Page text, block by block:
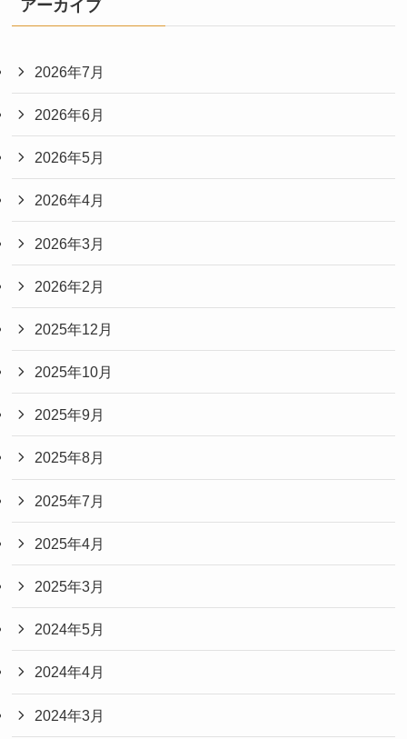
アーカイブ
2026年7月
2026年6月
2026年5月
2026年4月
2026年3月
2026年2月
2025年12月
2025年10月
2025年9月
2025年8月
2025年7月
2025年4月
2025年3月
2024年5月
2024年4月
2024年3月